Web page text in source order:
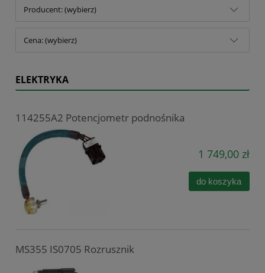
Producent: (wybierz)
Cena: (wybierz)
ELEKTRYKA
114255A2 Potencjometr podnośnika
1 749,00 zł
do koszyka
MS355 IS0705 Rozrusznik